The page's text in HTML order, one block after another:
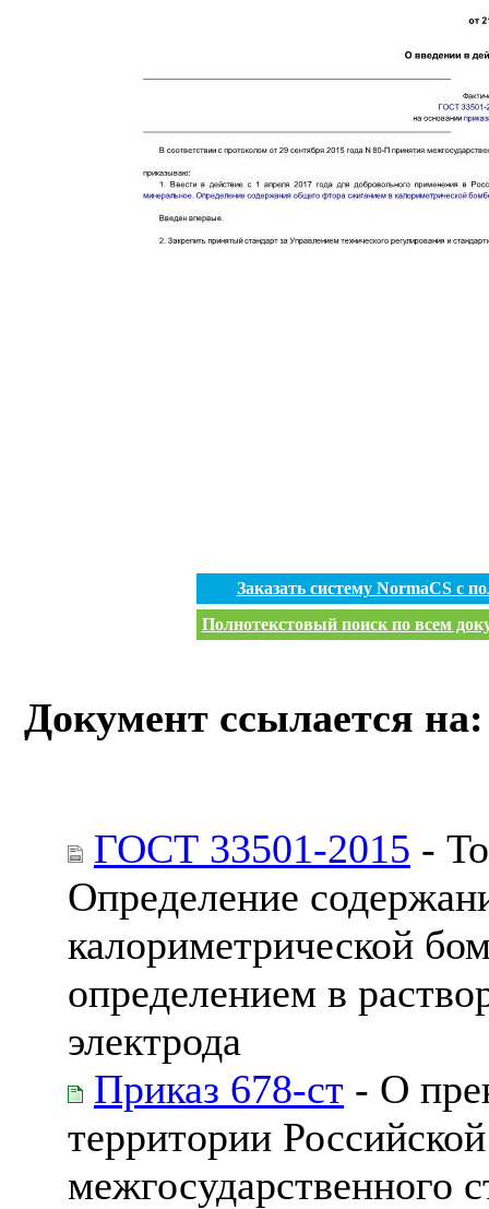
Заказать систему NormaCS с
Полнотекстовый поиск по всем
Документ ссылается на:
ГОСТ 33501-2015 -
Определение
калориметрической
определением в
электрода
Приказ 678-ст - О
территории
межгосударственного